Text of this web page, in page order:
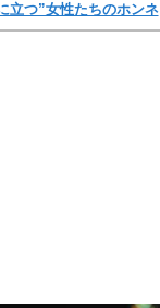
立つ”女性たちのホンネ